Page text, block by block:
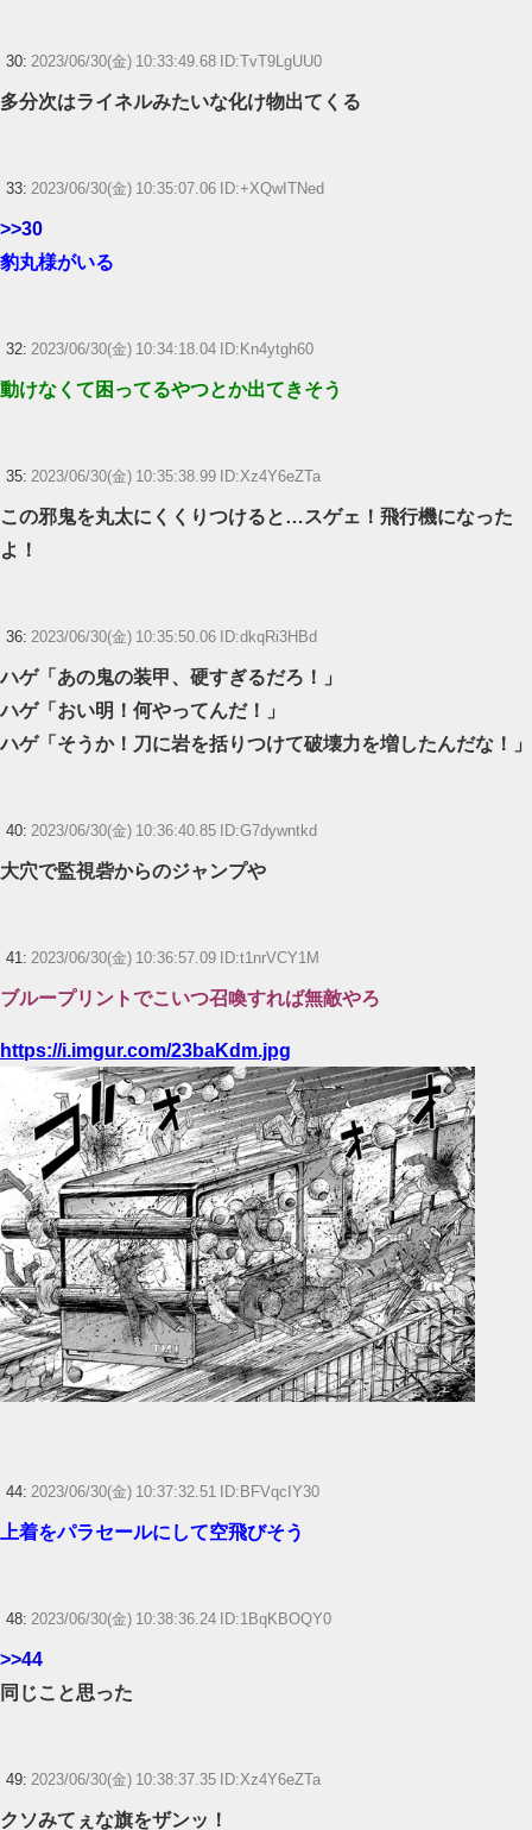
30: 2023/06/30(金) 10:33:49.68 ID:TvT9LgUU0
多分次はライネルみたいな化け物出てくる
33: 2023/06/30(金) 10:35:07.06 ID:+XQwITNed
>>30
豹丸様がいる
32: 2023/06/30(金) 10:34:18.04 ID:Kn4ytgh60
動けなくて困ってるやつとか出てきそう
35: 2023/06/30(金) 10:35:38.99 ID:Xz4Y6eZTa
この邪鬼を丸太にくくりつけると…スゲェ！飛行機になった
よ！
36: 2023/06/30(金) 10:35:50.06 ID:dkqRi3HBd
ハゲ「あの鬼の装甲、硬すぎるだろ！」
ハゲ「おい明！何やってんだ！」
ハゲ「そうか！刀に岩を括りつけて破壊力を増したんだな！」
40: 2023/06/30(金) 10:36:40.85 ID:G7dywntkd
大穴で監視砦からのジャンプや
41: 2023/06/30(金) 10:36:57.09 ID:t1nrVCY1M
ブループリントでこいつ召喚すれば無敵やろ
https://i.imgur.com/23baKdm.jpg
44: 2023/06/30(金) 10:37:32.51 ID:BFVqcIY30
上着をパラセールにして空飛びそう
48: 2023/06/30(金) 10:38:36.24 ID:1BqKBOQY0
>>44
同じこと思った
49: 2023/06/30(金) 10:38:37.35 ID:Xz4Y6eZTa
クソみてぇな旗をザンッ！